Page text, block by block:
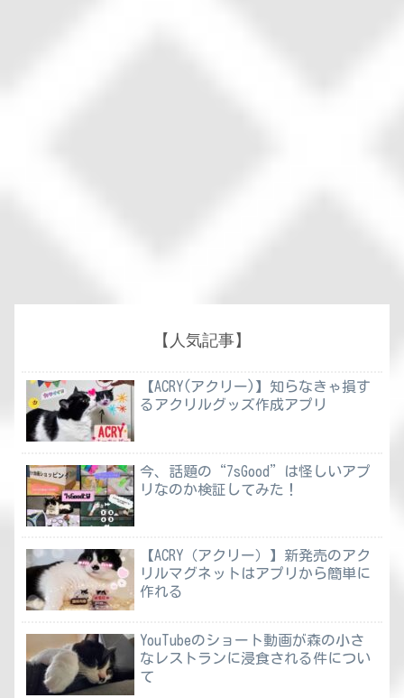
【人気記事】
【ACRY(アクリー)】知らなきゃ損す
るアクリルグッズ作成アプリ
今、話題の“7sGood”は怪しいアプ
リなのか検証してみた！
【ACRY（アクリー）】新発売のアク
リルマグネットはアプリから簡単に
作れる
YouTubeのショート動画が森の小さ
なレストランに浸食される件につい
て